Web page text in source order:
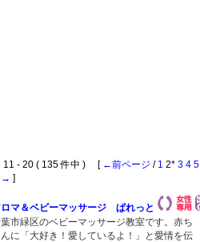
- 20 ( 135 件中 ) [ ←前ページ / 1 2* 3 4 5
→ ]
マ＆ベビーマッサージ ぱれっと
市緑区のベビーマッサージ教室です。赤ち
に「大好き！愛しているよ！」と愛情を伝